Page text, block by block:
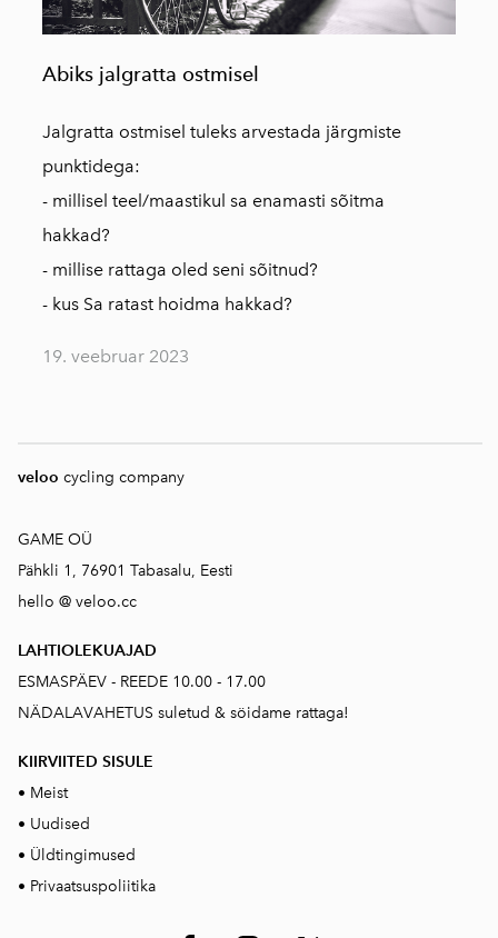
Abiks jalgratta ostmisel
Jalgratta ostmisel tuleks arvestada järgmiste
punktidega:
- millisel teel/maastikul sa enamasti sõitma
hakkad?
- millise rattaga oled seni sõitnud?
- kus Sa ratast hoidma hakkad?
19. veebruar 2023
veloo cycling company
GAME OÜ
Pähkli 1, 76901 Tabasalu, Eesti
hello @ veloo.cc
LAHTIOLEKUAJAD
ESMASPÄEV - REEDE 10.00 - 17.00
NÄDALAVAHETUS suletud & söidame rattaga!
KIIRVIITED SISULE
• Meist
• Uudised
• Üldtingimused
• Privaatsuspoliitika